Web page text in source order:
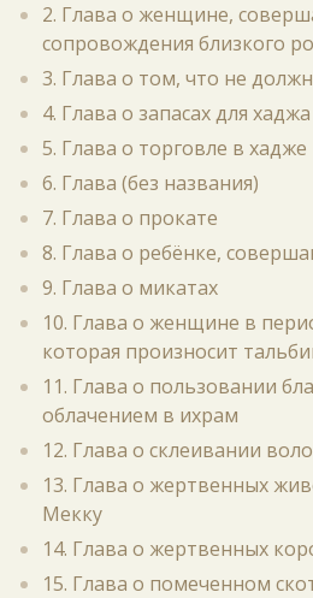
2. Глава о женщине,
сопровождения близкого
3. Глава о том, что не
4. Глава о запасах для хаджа
5. Глава о торговле в хадже
6. Глава (без названия)
7. Глава о прокате
8. Глава о ребёнке,
9. Глава о микатах
10. Глава о женщине в
которая произносит
11. Глава о пользовании
облачением в ихрам
12. Глава о склеивании
13. Глава о жертвенных
Мекку
14. Глава о жертвенных
15. Глава о помеченном